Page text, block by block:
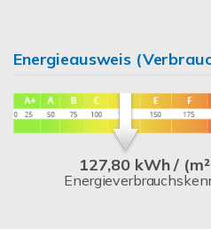
Energieausweis
127,80 kWh /